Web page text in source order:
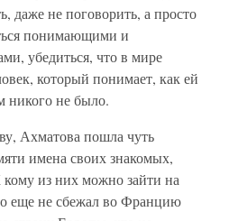
даже не поговорить, а просто
понимающими и
убедиться, что в мире
который понимает, как ей
никого не было.
Ахматова пошла чуть
имена своих знакомых,
из них можно зайти на
еще не сбежал во Францию